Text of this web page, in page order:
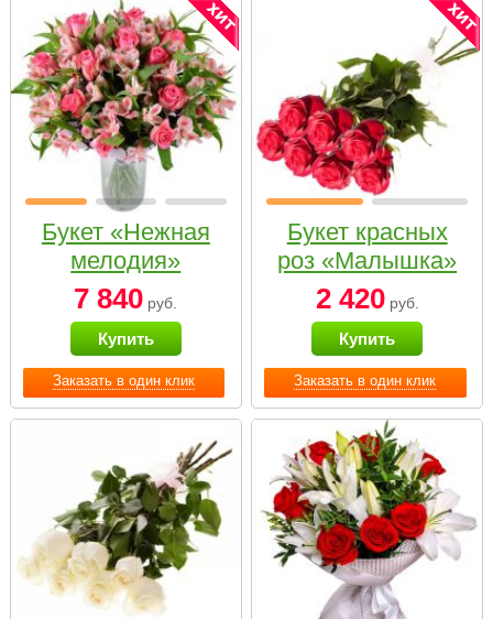
Заказать в один клик
Букет «Нежная
мелодия»
7 840 руб.
Купить
Заказать в один клик
Букет красных
роз «Малышка»
2 420руб.
Купить